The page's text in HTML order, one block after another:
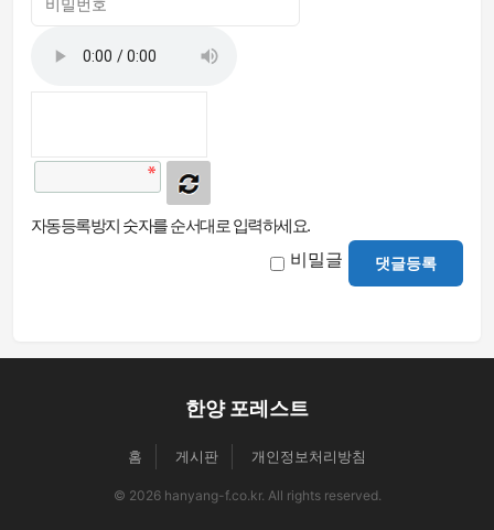
자동등록방지 숫자를 순서대로 입력하세요.
비밀글 댓글등록
한양 포레스트
홈 게시판 개인정보처리방침
© 2026 hanyang-f.co.kr. All rights reserved.